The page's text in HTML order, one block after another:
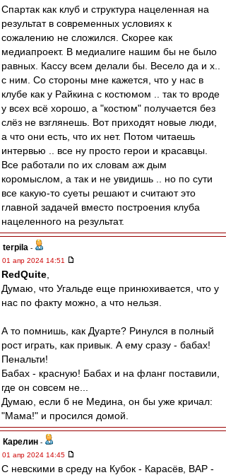
Спартак как клуб и структура нацеленная на
результат в современных условиях к
сожалению не сложился. Скорее как
медиапроект. В медиалиге нашим бы не было
равных. Кассу всем делали бы. Весело да и х..
с ним. Со стороны мне кажется, что у нас в
клубе как у Райкина с костюмом .. так то вроде
у всех всё хорошо, а "костюм" получается без
слёз не взглянешь. Вот приходят новые люди,
а что они есть, что их нет. Потом читаешь
интервью .. все ну просто герои и красавцы.
Все работали по их словам аж дым
коромыслом, а так и не увидишь .. но по сути
все какую-то суеты решают и считают это
главной задачей вместо построения клуба
нацеленного на результат.
terpila -
01 апр 2024 14:51
RedQuite
Думаю, что Угальде еще принюхивается, что у
нас по факту можно, а что нельзя.
А то помнишь, как Дуарте? Ринулся в полный
рост играть, как привык. А ему сразу - бабах!
Пенальти!
Бабах - красную! Бабах и на фланг поставили,
где он совсем не...
Думаю, если б не Медина, он бы уже кричал:
"Мама!" и просился домой.
Карелин -
01 апр 2024 14:45
С невскими в среду на Кубок - Карасёв, ВАР -